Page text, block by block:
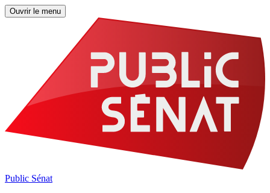
Ouvrir le menu
Public Sénat